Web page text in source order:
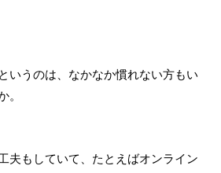
いうのは、なかなか慣れない方もい
。
夫もしていて、たとえばオンライン